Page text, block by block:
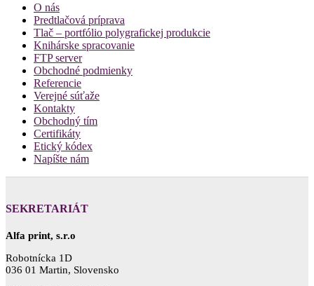
O nás
Predtlačová príprava
Tlač – portfólio polygrafickej produkcie
Knihárske spracovanie
FTP server
Obchodné podmienky
Referencie
Verejné súťaže
Kontakty
Obchodný tím
Certifikáty
Etický kódex
Napíšte nám
SEKRETARIÁT
Alfa print, s.r.o
Robotnícka 1D
036 01 Martin, Slovensko